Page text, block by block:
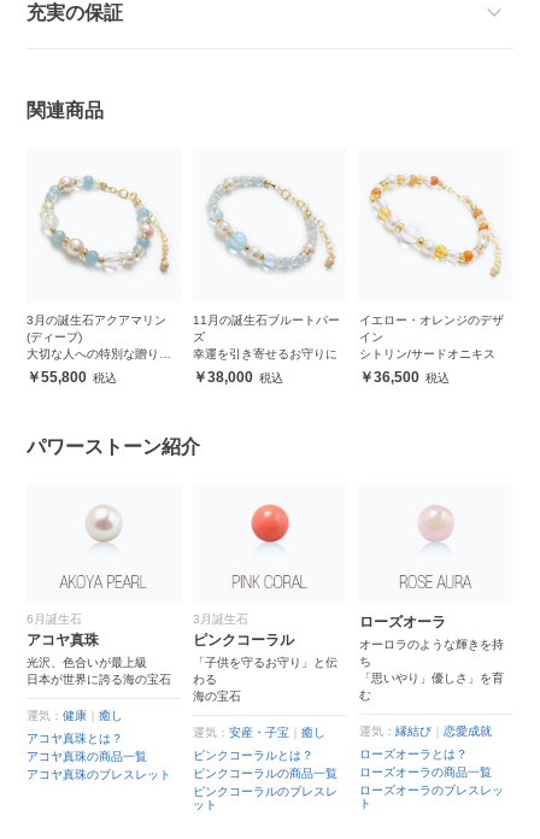
充実の保証
関連商品
3月の誕生石アクアマリン
(ディープ)
大切な人への特別な贈り物
に 55,800
11月の誕生石ブルートパー
ズ
幸運を引き寄せるお守りに
38,000
イエロー・オレンジのデザ
イン
シトリン/サードオニキス
36,500
パワーストーン紹介
6月誕生石
アコヤ真珠
光沢、色合いが最上級
日本が世界に誇る海の宝石
運気：健康 ｜癒し
アコヤ真珠とは？
アコヤ真珠の商品一覧
アコヤ真珠のブレスレット
3月誕生石
ピンクコーラル
「子供を守るお守り」と伝
わる
海の宝石
運気：安産・子宝 ｜癒し
ピンクコーラルとは？
ピンクコーラルの商品一覧
ピンクコーラルのブレスレ
ット
ローズオーラ
オーロラのような輝きを持
ち
「思いやり」優しさ」を育
む
運気： 縁結び｜ 恋愛成就
ローズオーラとは？
ローズオーラの商品一覧
ローズオーラのブレスレッ
ト